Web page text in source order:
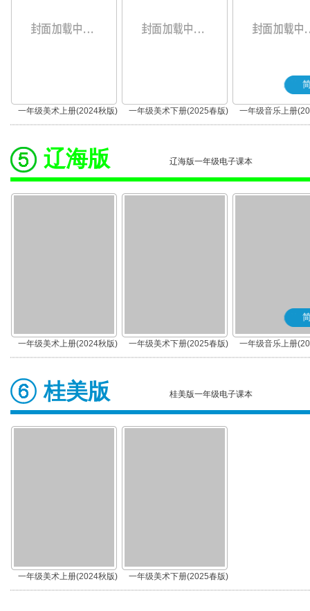
一年级美术上册(2024秋版) 一年级美术下册(2025春版)
一年级音乐上册
(简谱)
辽海版 辽海版一年级电子课本
一年级美术上册(2024秋版) 一年级美术下册(2025春版)
一年级音乐上册
(简谱)
桂美版 桂美版一年级电子课本
一年级美术上册(2024秋版) 一年级美术下册(2025春版)